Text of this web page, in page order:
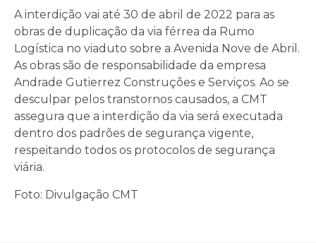
A interdição vai até 30 de abril de 2022 para as
obras de duplicação da via férrea da Rumo
Logística no viaduto sobre a Avenida Nove de Abril.
As obras são de responsabilidade da empresa
Andrade Gutierrez Construções e Serviços. Ao se
desculpar pelos transtornos causados, a CMT
assegura que a interdição da via será executada
dentro dos padrões de segurança vigente,
respeitando todos os protocolos de segurança
viária.
Foto: Divulgação CMT